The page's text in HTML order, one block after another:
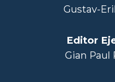
Gustav-
Editor
Gian Paul